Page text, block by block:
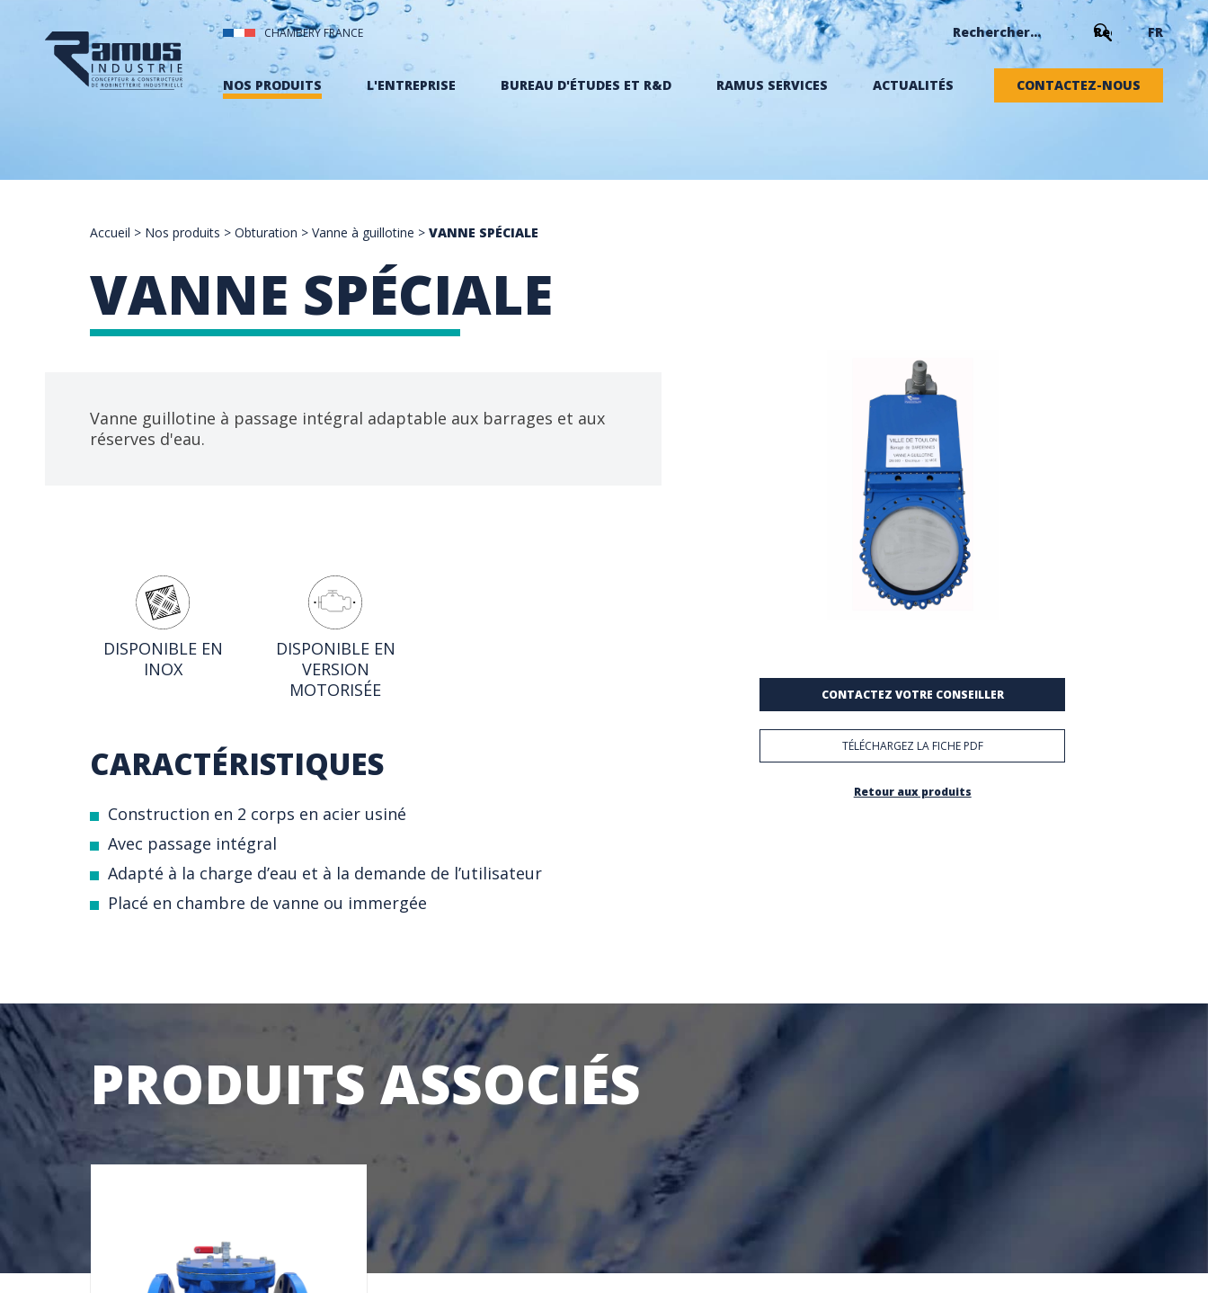
CHAMBÉRY FRANCE FR
NOS PRODUITS L'ENTREPRISE BUREAU D'ÉTUDES ET R&D RAMUS SERVICES ACTUALITÉS CONTACTEZ-NOUS
Accueil > Nos produits > Obturation > Vanne à guillotine > VANNE SPÉCIALE
VANNE SPÉCIALE
Vanne guillotine à passage intégral adaptable aux barrages et aux
réserves d'eau.
DISPONIBLE EN
INOX
DISPONIBLE EN
VERSION
MOTORISÉE
CONTACTEZ VOTRE CONSEILLER
TÉLÉCHARGEZ LA FICHE PDF
Retour aux produits
CARACTÉRISTIQUES
Construction en 2 corps en acier usiné
Avec passage intégral
Adapté à la charge d’eau et à la demande de l’utilisateur
Placé en chambre de vanne ou immergée
PRODUITS ASSOCIÉS